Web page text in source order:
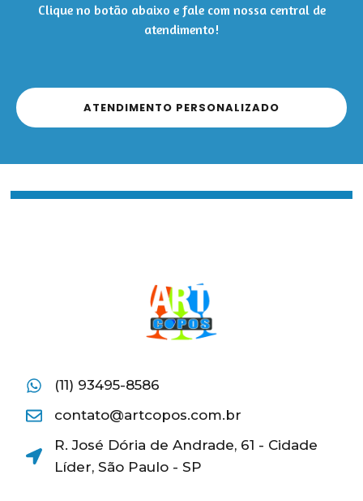
Clique no botão abaixo e fale com nossa central de
atendimento!
ATENDIMENTO PERSONALIZADO
(11) 93495-8586
contato@artcopos.com.br
R. José Dória de Andrade, 61 - Cidade
Líder, São Paulo - SP